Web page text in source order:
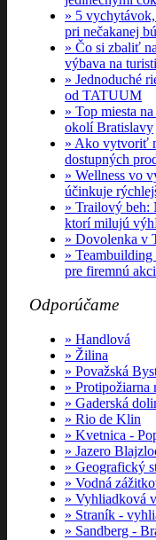
5
pri nečakanej
Čo si zbaliť
výbava na
Jednoduché
od TATUUM
Top miesta
okolí Bratislavy
Ako vytvoriť
dostupných
Wellness vo
účinkuje
Trailový beh:
ktorí milujú
Dovolenka v
Teambuilding
pre firemnú
Odporúčame
Handlová
Žilina
Považská
Protipožiarna
Gaderská
Rio de Klin
Kvetnica -
Jazero
Geografický
Vodná
Vyhliadková
Straník -
Sandberg -